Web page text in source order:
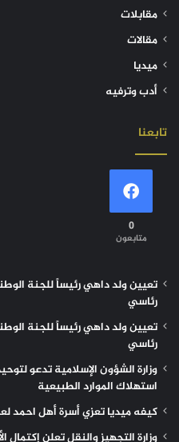
مقابلات
مقالات
ميديا
أدب وترفيه
تابعنا
0
متابعون
تعيين ولد داهي رئيساً للجنة
رئاسي
تعيين ولد داهي رئيساً للجنة
رئاسي
وزارة الشؤون الإسلامية تدعو
استهلاك الموارد الطبيعية
كيفه ميديا تعزي أسرة أهل احمد
وزارة التجهيز والنقل تعلن